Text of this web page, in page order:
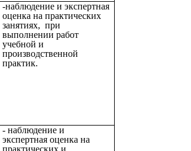
-наблюдение и экспертная
оценка на практических
занятиях, при
выполнении работ
учебной и
производственной
практик.
- наблюдение и
экспертная оценка на
практических и